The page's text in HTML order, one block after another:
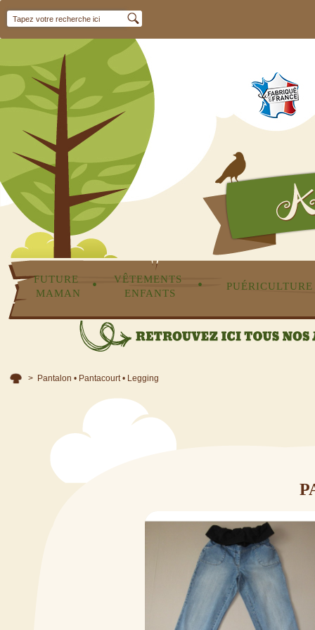
FUTURE
MAMAN
•
VÊTEMENTS
ENFANTS
• PUÉRICULTURE
> Pantalon • Pantacourt • Legging